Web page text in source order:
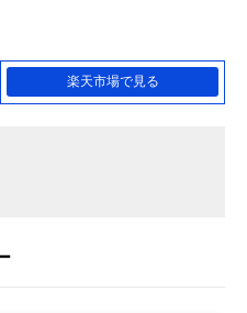
楽天市場で見る